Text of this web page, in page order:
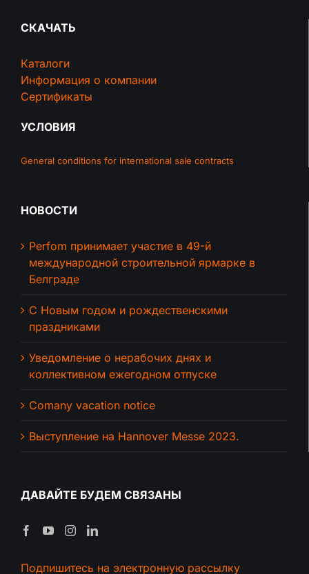
СКАЧАТЬ
Каталоги
Информация о компании
Сертификаты
УСЛОВИЯ
General conditions for international sale contracts
НОВОСТИ
Perfom принимает участие в 49-й
международной строительной ярмарке в
Белграде
С Новым годом и рождественскими
праздниками
Уведомление о нерабочих днях и
коллективном ежегодном отпуске
Comany vacation notice
Выступление на Hannover Messe 2023.
ДАВАЙТЕ БУДЕМ СВЯЗАНЫ
Подпишитесь на электронную рассылку